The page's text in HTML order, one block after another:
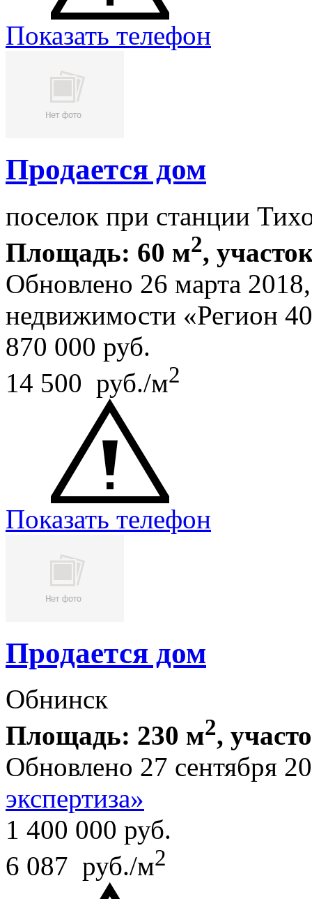
Показать телефон
Продается дом
поселок при станции
Площадь: 60 м2,
Обновлено 26 марта
недвижимости «Регион
870 000 руб.
14 500 руб./м2
Показать телефон
Продается дом
Обнинск
Площадь: 230 м2,
Обновлено 27 сентября
экспертиза»
1 400 000 руб.
6 087 руб./м2